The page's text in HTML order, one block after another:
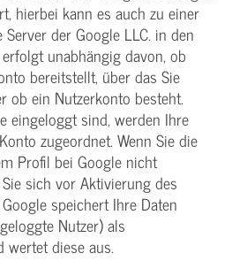
hierbei kann es auch zu einer
der Google LLC. in den
unabhängig davon, ob
bereitstellt, über das Sie
ob ein Nutzerkonto besteht.
eingeloggt sind, werden Ihre
zugeordnet. Wenn Sie die
Profil bei Google nicht
sich vor Aktivierung des
speichert Ihre Daten
Nutzer) als
wertet diese aus.